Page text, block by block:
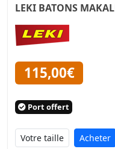
LEKI BATONS
115,00€
Port offert
Acheter